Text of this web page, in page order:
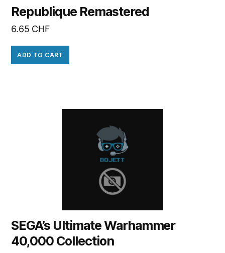
Republique Remastered
6.65 CHF
ADD TO CART
SEGA’s Ultimate Warhammer
40,000 Collection